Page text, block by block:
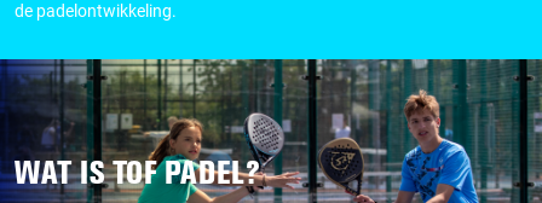
de padelontwikkeling.
WAT IS TOF PADEL?